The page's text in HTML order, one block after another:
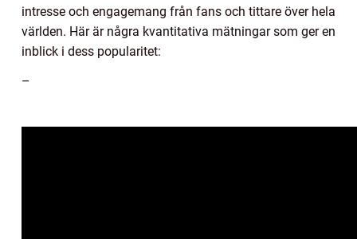
intresse och engagemang från fans och tittare över hela
världen. Här är några kvantitativa mätningar som ger en
inblick i dess popularitet:
–